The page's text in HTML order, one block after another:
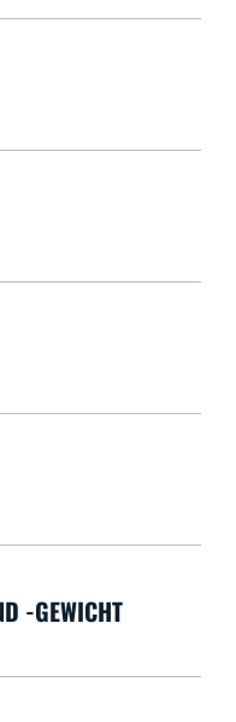
-GEWICHT